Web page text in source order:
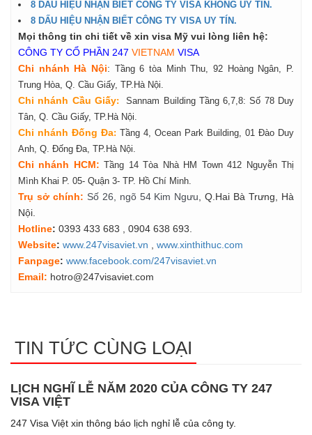
8 DẤU HIỆU NHẬN BIẾT CÔNG TY VISA KHÔNG UY TÍN.
8 DẤU HIỆU NHẬN BIẾT CÔNG TY VISA UY TÍN.
Mọi thông tin chi tiết về xin visa Mỹ vui lòng liên hệ:
CÔNG TY CỔ PHẦN 247 VIETNAM VISA
Chi nhánh Hà Nội: Tầng 6 tòa Minh Thu, 92 Hoàng Ngân, P.
Trung Hòa, Q. Cầu Giấy, TP.Hà Nội.
Chi nhánh Cầu Giấy:Sannam Building Tầng 6,7,8: Số 78 Duy
Tân, Q. Cầu Giấy, TP.Hà Nội.
Chi nhánh Đống Đa: Tầng 4, Ocean Park Building, 01 Đào Duy
Anh, Q. Đống Đa, TP.Hà Nội.
Chi nhánh HCM: Tầng 14 Tòa Nhà HM Town 412 Nguyễn Thị
Mình Khai P. 05- Quận 3- TP. Hồ Chí Minh.
Trụ sở chính: Số 26, ngõ 54 Kim Ngưu , Q.Hai Bà Trưng, Hà
Nội.
Hotline: 0393 433 683 , 0904 638 693.
Website: www.247visaviet.vn
www.xinthithuc.com
Fanpage: www.facebook.com/247visaviet.vn
Email: hotro@247visaviet.com
TIN TỨC CÙNG LOẠI
LỊCH NGHĨ LỄ NĂM 2020 CỦA CÔNG TY 247
VISA VIỆT
247 Visa Việt xin thông báo lịch nghỉ lễ của công ty.